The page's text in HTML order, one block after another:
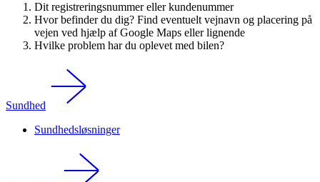
Dit registreringsnummer eller kundenummer
Hvor befinder du dig? Find eventuelt vejnavn og placering på
vejen ved hjælp af Google Maps eller lignende
Hvilke problem har du oplevet med bilen?
Sundhed
Sundhedsløsninger